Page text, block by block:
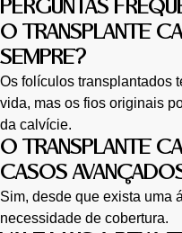
PERGUNTAS
O TRANSPLANTE
SEMPRE?
Os folículos transplantados
vida, mas os fios originais
da calvície.
O TRANSPLANTE
CASOS
Sim, desde que exista uma
necessidade de cobertura.